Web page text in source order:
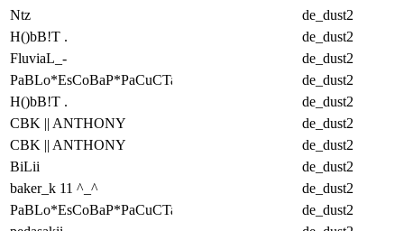
Ntz
de_dust2
H()bB!T .
de_dust2
FluviaL_-
de_dust2
PaBLo*EsCoBaP*PaCuCTa
de_dust2
H()bB!T .
de_dust2
CBK || ANTHONY
de_dust2
CBK || ANTHONY
de_dust2
BiLii
de_dust2
baker_k 11 ^_^
de_dust2
PaBLo*EsCoBaP*PaCuCTa
de_dust2